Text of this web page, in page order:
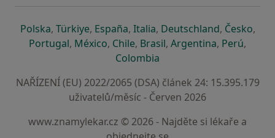
Polskase otevře v nové záložce
, Türkiyese otevře v nové záložce
, Españase otevře v nové záložce
, Italiase otevře v nové záložce
, Deutschlandse otevře v
, Českose
,
Portugalse otevře v nové záložce
, Méxicose otevře v nové záložce
, Chilese otevře v nové záložce
, Brasilse otevře v nové
, Argentinase otevře v
, Perúse
,
Colombia
NAŘÍZENÍ (EU) 2022/2065 (DSA) článek 24: 15.395.179
uživatelů/měsíc - Červen 2026
www.znamylekar.cz © 2026 - Najděte si lékaře a